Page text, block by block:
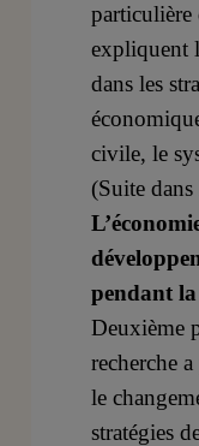
particulière
expliquent
dans les
civile, le
(Suite
pendant
Deuxième
recherche
le
stratégies